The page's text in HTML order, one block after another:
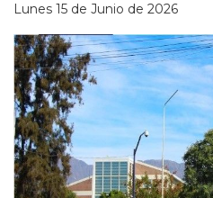
Lunes 15 de Junio de 2026